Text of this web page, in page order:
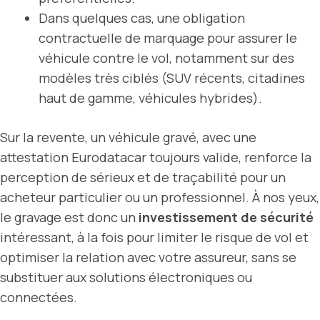
Dans quelques cas, une obligation
contractuelle de marquage pour assurer le
véhicule contre le vol, notamment sur des
modèles très ciblés (SUV récents, citadines
haut de gamme, véhicules hybrides).
Sur la revente, un véhicule gravé, avec une
attestation Eurodatacar toujours valide, renforce la
perception de sérieux et de traçabilité pour un
acheteur particulier ou un professionnel. À nos yeux,
le gravage est donc un investissement de sécurité
intéressant, à la fois pour limiter le risque de vol et
optimiser la relation avec votre assureur, sans se
substituer aux solutions électroniques ou
connectées.